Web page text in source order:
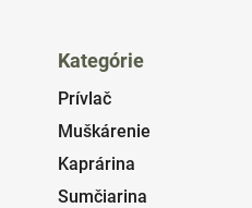
Kategórie
Prívlač
Muškárenie
Kaprárina
Sumčiarina